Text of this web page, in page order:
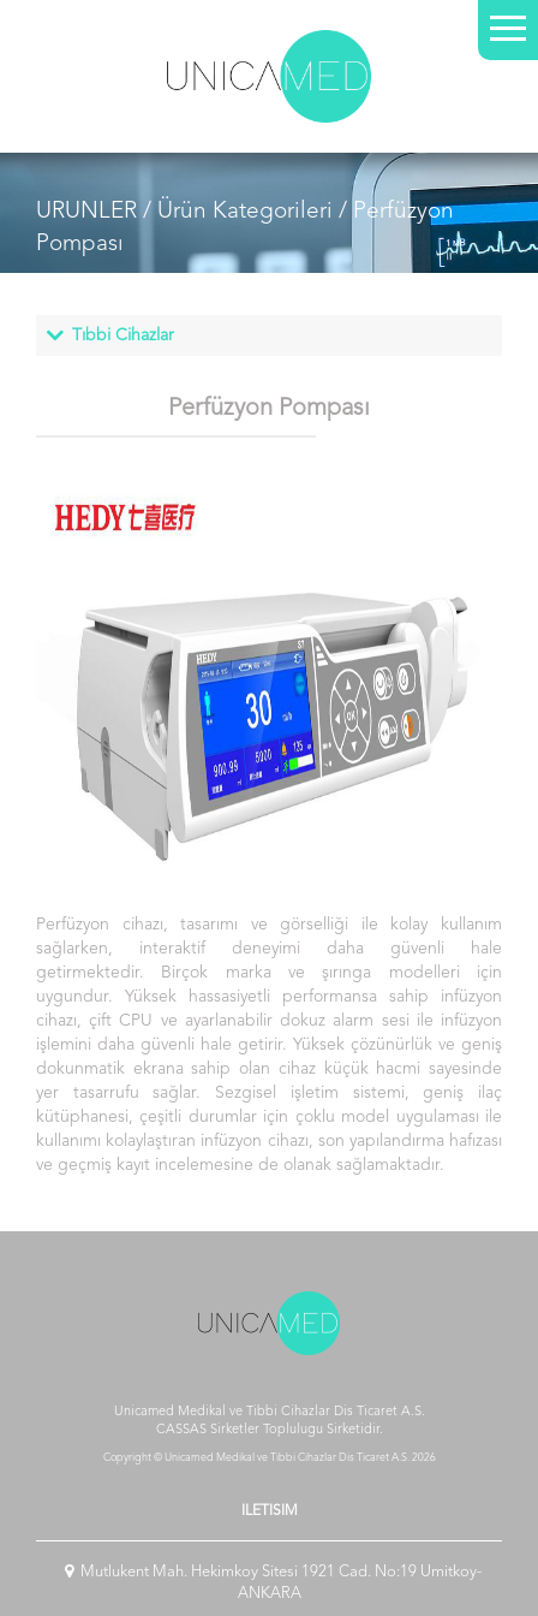
URUNLER / Ürün Kategorileri / Perfüzyon
Pompası
Perfüzyon Pompası
Perfüzyon cihazı, tasarımı ve görselliği ile kolay kullanım
sağlarken, interaktif deneyimi daha güvenli hale
getirmektedir. Birçok marka ve şırınga modelleri için
uygundur. Yüksek hassasiyetli performansa sahip infüzyon
cihazı, çift CPU ve ayarlanabilir dokuz alarm sesi ile infüzyon
işlemini daha güvenli hale getirir. Yüksek çözünürlük ve geniş
dokunmatik ekrana sahip olan cihaz küçük hacmi sayesinde
yer tasarrufu sağlar. Sezgisel işletim sistemi, geniş ilaç
kütüphanesi, çeşitli durumlar için çoklu model uygulaması ile
kullanımı kolaylaştıran infüzyon cihazı, son yapılandırma hafızası
ve geçmiş kayıt incelemesine de olanak sağlamaktadır.
Unicamed Medikal ve Tibbi Cihazlar Dis Ticaret A.S.
CASSAS Sirketler Toplulugu Sirketidir.
Copyright © Unicamed Medikal ve Tibbi Cihazlar Dis Ticaret A.S. 2026
ILETISIM
Mutlukent Mah. Hekimkoy Sitesi 1921 Cad. No:19 Umitkoy-
ANKARA